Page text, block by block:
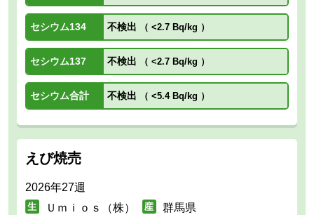
セシウム134 不検出 （ <2.7 Bq/kg ）
セシウム137 不検出 （ <2.7 Bq/kg ）
セシウム合計 不検出 （ <5.4 Bq/kg ）
えび焼売
2026年27週
Ｕｍｉｏｓ（株）
群馬県